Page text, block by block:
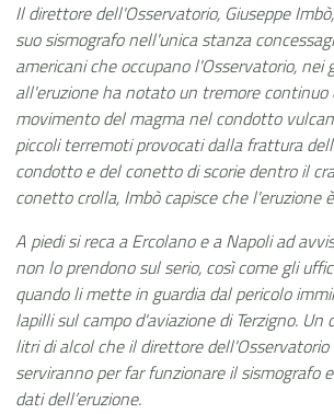
Il direttore dell'Osservatorio, Giuseppe
suo sismografo nell'unica stanza
americani che occupano l'Osservatorio, nei
all'eruzione ha notato un tremore continuo
movimento del magma nel condotto
piccoli terremoti provocati dalla frattura
condotto e del conetto di scorie dentro il
conetto crolla, Imbò capisce che l'eruzione
A piedi si reca a Ercolano e a Napoli ad
non lo prendono sul serio, così come gli
quando li mette in guardia dal pericolo
lapilli sul campo d'aviazione di Terzigno. Un
litri di alcol che il direttore dell'Osservatorio
serviranno per far funzionare il sismografo
dati dell’eruzione.